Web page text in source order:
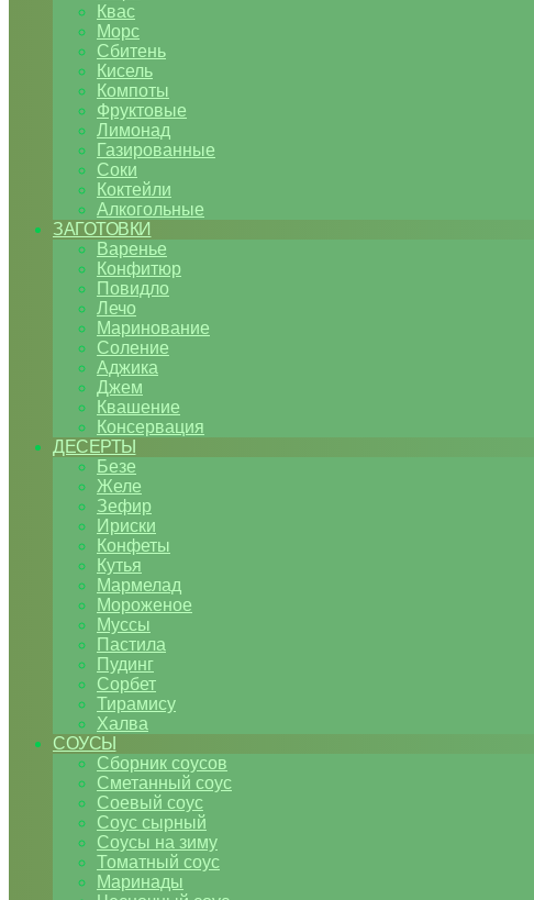
Квас
Морс
Сбитень
Кисель
Компоты
Фруктовые
Лимонад
Газированные
Соки
Коктейли
Алкогольные
ЗАГОТОВКИ
Варенье
Конфитюр
Повидло
Лечо
Маринование
Соление
Аджика
Джем
Квашение
Консервация
ДЕСЕРТЫ
Безе
Желе
Зефир
Ириски
Конфеты
Кутья
Мармелад
Мороженое
Муссы
Пастила
Пудинг
Сорбет
Тирамису
Халва
СОУСЫ
Сборник соусов
Сметанный соус
Соевый соус
Соус сырный
Соусы на зиму
Томатный соус
Маринады